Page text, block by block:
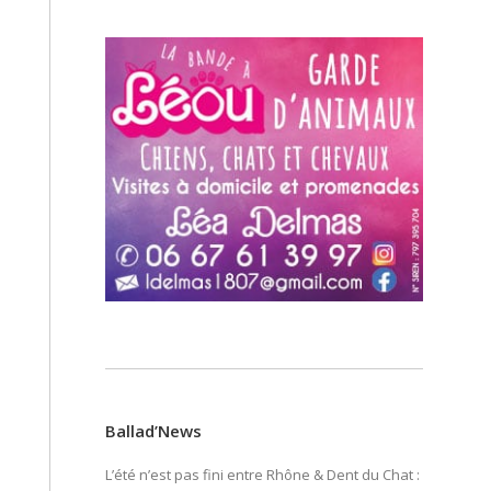
Ballad’News
L’été n’est pas fini entre Rhône & Dent du Chat :